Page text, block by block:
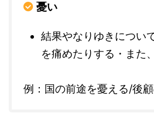
憂い
結果やなりゆきについ
を痛めたりする・また
例：国の前途を憂える/後